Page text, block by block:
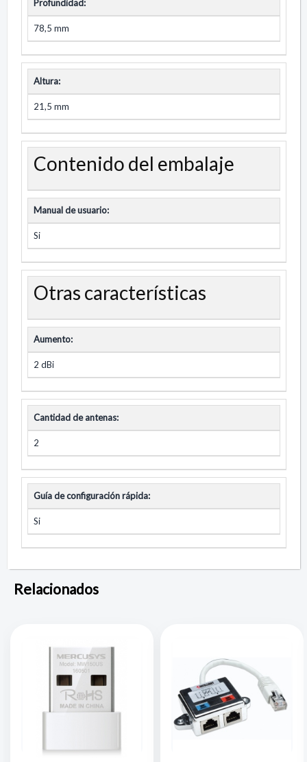
Profundidad:
78,5 mm
Altura:
21,5 mm
Contenido del embalaje
Manual de usuario:
Si
Otras características
Aumento:
2 dBi
Cantidad de antenas:
2
Guía de configuración rápida:
Si
Relacionados